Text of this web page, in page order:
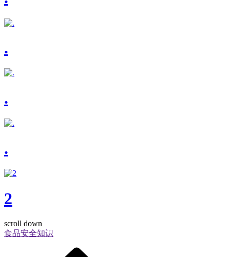
.
.
.
2
scroll down
食品安全知识